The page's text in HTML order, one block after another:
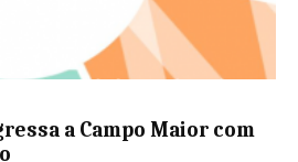
a Campo Maior com